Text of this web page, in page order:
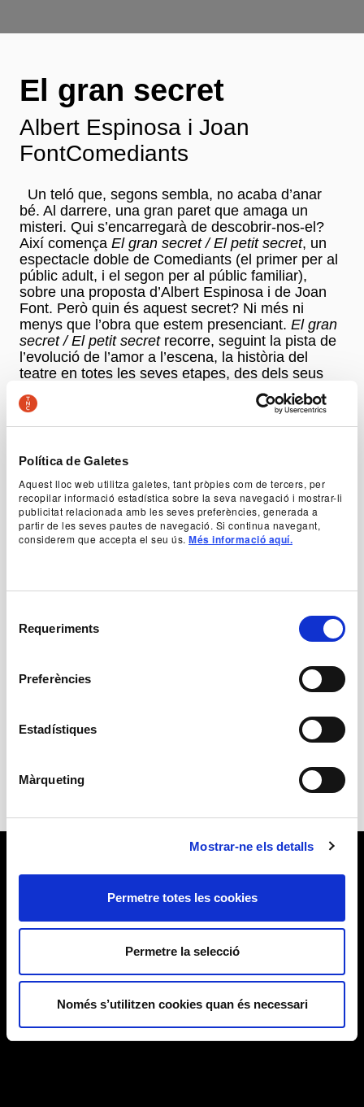
Política de Galetes
Aquest lloc web utilitza galetes, tant pròpies com de tercers, per
recopilar informació estadística sobre la seva navegació i mostrar-li
publicitat relacionada amb les seves preferències, generada a
partir de les seves pautes de navegació. Si continua navegant,
considerem que accepta el seu ús. Més informació aquí.
Requeriments
Preferències
Estadístiques
Màrqueting
Mostrar-ne els detalls
Permetre totes les cookies
Permetre la selecció
Només s’utilitzen cookies quan és necessari
El gran secret
Albert Espinosa i Joan
FontComediants
Un teló que, segons sembla, no acaba d’anar
bé. Al darrere, una gran paret que amaga un
misteri. Qui s’encarregarà de descobrir-nos-el?
Així comença El gran secret / El petit secret, un
espectacle doble de Comediants (el primer per al
públic adult, i el segon per al públic familiar),
sobre una proposta d’Albert Espinosa i de Joan
Font. Però quin és aquest secret? Ni més ni
menys que l’obra que estem presenciant. El gran
secret / El petit secretrecorre, seguint la pista de
l’evolució de l’amor a l’escena, la història del
teatre en totes les seves etapes, des dels seus
inicis fins als nostres dies. Perquè, segons els
autors, el teatre no és un reflex de la vida, sinó
que és la vida la que acaba copiant el teatre. El
d’una manera diferent. I l’amor no n’és cap
surrealista sobre l’amor a través de la història del
teatre,El gran secret / El petit secretvol
reivindicar el teatre total, en les seves tres
dimensions. Un teatre canviant i dinàmic, amb
Albert Espinosa i Joan Font